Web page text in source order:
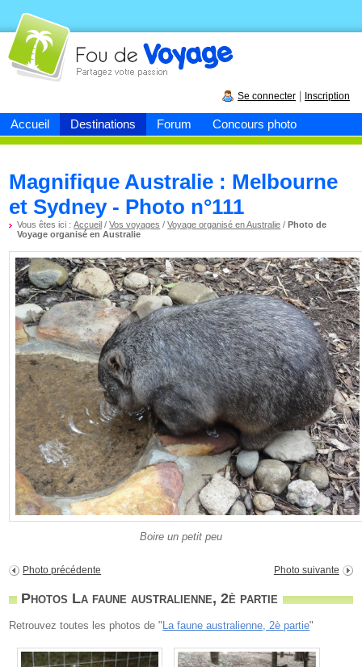
Accueil Destinations Forum Concours photo
Fou devoyage
Se connecter Inscription
Magnifique Australie : Melbourne
et Sydney - Photo n°111
Vous êtes ici :Accueil /Vos voyages /Voyage organisé en Australie /Photo de
Voyage organisé en Australie
Boire un petit peu
Photo précédente Photo suivante
Photos La faune australienne, 2è partie
Retrouvez toutes les photos de " La faune australienne, 2è partie"